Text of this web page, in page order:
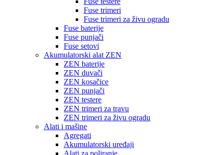
Fuse trimeri
Fuse trimeri za živu ogradu
Fuse baterije
Fuse punjači
Fuse setovi
Akumulatorski alat ZEN
ZEN baterije
ZEN duvači
ZEN kosačice
ZEN punjači
ZEN testere
ZEN trimeri za travu
ZEN trimeri za živu ogradu
Alati i mašine
Agregati
Akumulatorski uređaji
Alati za poliranje